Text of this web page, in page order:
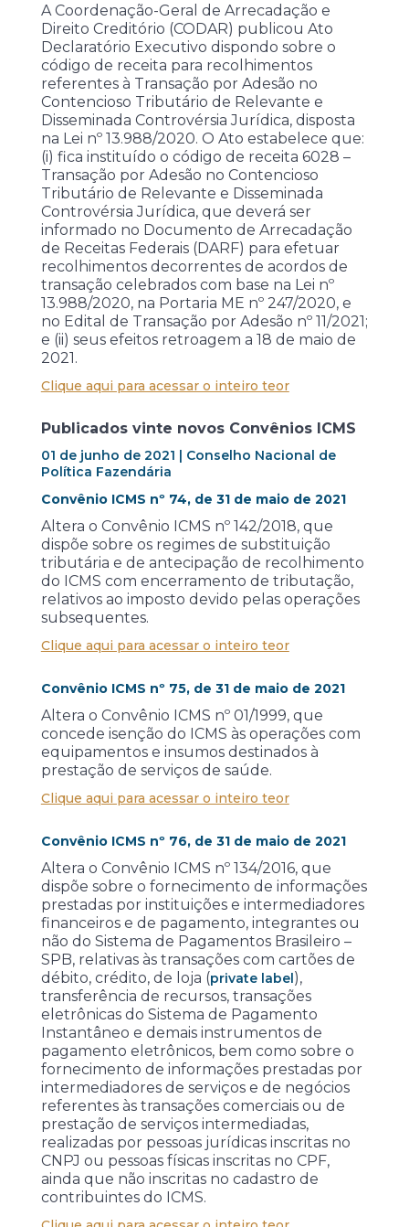
A Coordenação-Geral de Arrecadação e
Direito Creditório (CODAR) publicou Ato
Declaratório Executivo dispondo sobre o
código de receita para recolhimentos
referentes à Transação por Adesão no
Contencioso Tributário de Relevante e
Disseminada Controvérsia Jurídica, disposta
na Lei nº 13.988/2020. O Ato estabelece que:
(i) fica instituído o código de receita 6028 –
Transação por Adesão no Contencioso
Tributário de Relevante e Disseminada
Controvérsia Jurídica, que deverá ser
informado no Documento de Arrecadação
de Receitas Federais (DARF) para efetuar
recolhimentos decorrentes de acordos de
transação celebrados com base na Lei nº
13.988/2020, na Portaria ME nº 247/2020, e
no Edital de Transação por Adesão nº 11/2021;
e (ii) seus efeitos retroagem a 18 de maio de
2021.
Clique aqui para acessar o inteiro teor
Publicados vinte novos Convênios ICMS
01 de junho de 2021 | Conselho Nacional de
Política Fazendária
Convênio ICMS nº 74, de 31 de maio de 2021
Altera o Convênio ICMS nº 142/2018, que
dispõe sobre os regimes de substituição
tributária e de antecipação de recolhimento
do ICMS com encerramento de tributação,
relativos ao imposto devido pelas operações
subsequentes.
Clique aqui para acessar o inteiro teor
Convênio ICMS nº 75, de 31 de maio de 2021
Altera o Convênio ICMS nº 01/1999, que
concede isenção do ICMS às operações com
equipamentos e insumos destinados à
prestação de serviços de saúde.
Clique aqui para acessar o inteiro teor
Convênio ICMS nº 76, de 31 de maio de 2021
Altera o Convênio ICMS nº 134/2016, que
dispõe sobre o fornecimento de informações
prestadas por instituições e intermediadores
financeiros e de pagamento, integrantes ou
não do Sistema de Pagamentos Brasileiro –
SPB, relativas às transações com cartões de
débito, crédito, de loja (private label),
transferência de recursos, transações
eletrônicas do Sistema de Pagamento
Instantâneo e demais instrumentos de
pagamento eletrônicos, bem como sobre o
fornecimento de informações prestadas por
intermediadores de serviços e de negócios
referentes às transações comerciais ou de
prestação de serviços intermediadas,
realizadas por pessoas jurídicas inscritas no
CNPJ ou pessoas físicas inscritas no CPF,
ainda que não inscritas no cadastro de
contribuintes do ICMS.